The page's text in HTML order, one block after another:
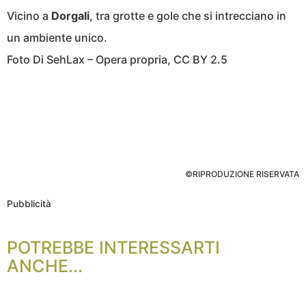
Vicino a Dorgali, tra grotte e gole che si intrecciano in
un ambiente unico.
Foto Di SehLax – Opera propria, CC BY 2.5
©RIPRODUZIONE RISERVATA
Pubblicità
POTREBBE INTERESSARTI
ANCHE...